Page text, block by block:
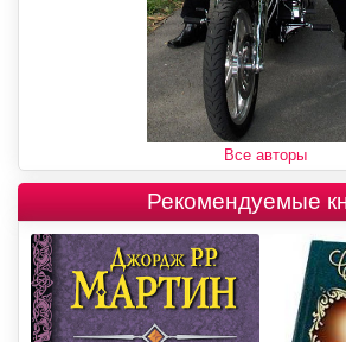
Все авторы
Рекомендуемые